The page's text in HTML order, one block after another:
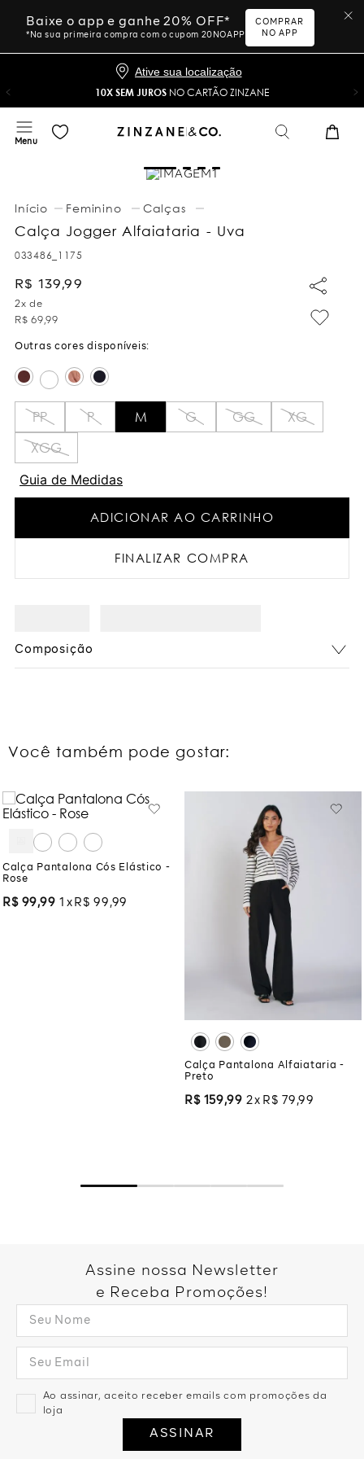
Baixe o app e ganhe 20% OFF*
*Na sua primeira compra com o cupom 20NOAPP
COMPRAR
NO APP
Ative sua localização
10X SEM JUROS NO CARTÃO ZINZANE
Feminino Calças
Calça Jogger Alfaiataria - Uva
033486_1175
R$ 139,99
2x de
R$ 69,99
PP P M G GG
XG
XGG
Guia de Medidas
ADICIONAR AO CARRINHO
FINALIZAR COMPRA
Composição
Você também pode gostar:
Calça Pantalona Cós Elástico -
Rose
R$ 99,99 1 R$ 99 ,99
Calça Pantalona Alfaiataria -
Preto
R$ 159,99 2 R$ 79 ,99
Assine nossa Newsletter
e Receba Promoções!
Ao assinar, aceito receber emails com promoções da
loja
ASSINAR